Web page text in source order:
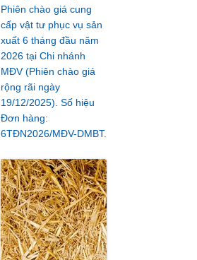
Phiên chào giá cung
cấp vật tư phục vụ sản
xuất 6 tháng đầu năm
2026 tại Chi nhánh
MĐV (Phiên chào giá
rộng rãi ngày
19/12/2025). Số hiệu
Đơn hàng:
6TĐN2026/MĐV-DMBT.